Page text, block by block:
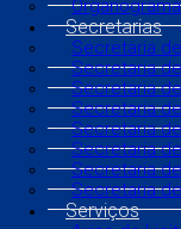
Organograma
Secretarias
Secretaria
Secretaria
Secretaria
Secretaria
Secretaria
Secretaria
Secretaria
Secretaria
Serviços